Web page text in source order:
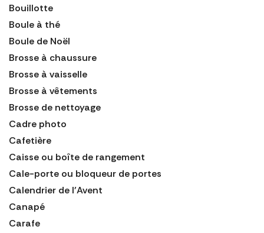
Bouillotte
Boule à thé
Boule de Noël
Brosse à chaussure
Brosse à vaisselle
Brosse à vêtements
Brosse de nettoyage
Cadre photo
Cafetière
Caisse ou boîte de rangement
Cale-porte ou bloqueur de portes
Calendrier de l'Avent
Canapé
Carafe